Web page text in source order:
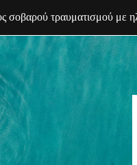
σοβαρού τραυματισμού με